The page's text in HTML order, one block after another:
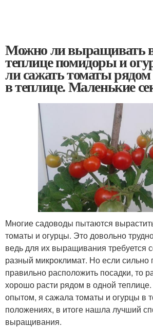
Можно ли выращивать
теплице помидоры и
ли сажать томаты
в теплице. Маленькие
Многие садоводы пытаются
томаты и огурцы. Это довольно
ведь для их выращивания требуется
разный микроклимат. Но если сильно
правильно расположить посадки, то
хорошо расти рядом в одной
опытом, я сажала томаты и огурцы в
положениях, в итоге нашла лучший
выращивания.